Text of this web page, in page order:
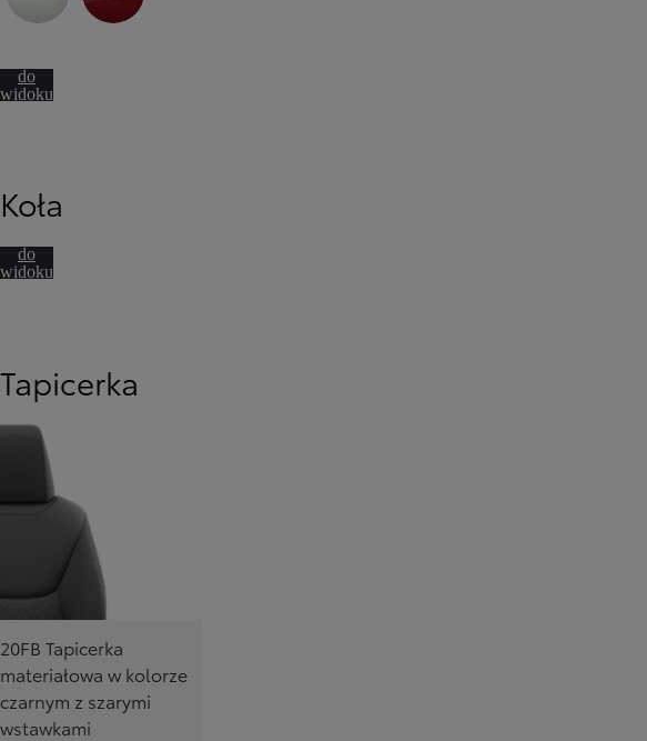
Od
do
widoku
Koła
do
widoku
Tapicerka
20FB Tapicerka
materiałowa w kolorze
czarnym z szarymi
wstawkami